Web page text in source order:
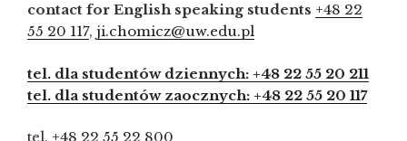
contact for English speaking students +48 22
55 20 117, ji.chomicz@uw.edu.pl
tel. dla studentów dziennych: +48 22 55 20 211
tel. dla studentów zaocznych: +48 22 55 20 117
tel. +48 22 55 22 800